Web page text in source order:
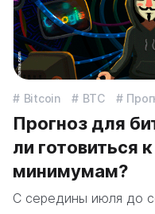
Bitcoin BTC
Прогноз для
ли готовиться
минимумам?
С середины июля до